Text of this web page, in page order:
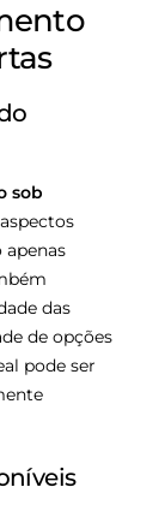
sob
apenas
das
de opções
pode ser